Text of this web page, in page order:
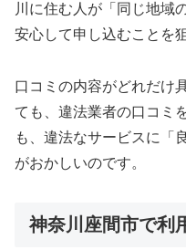
川に住む人が「同じ地域
安心して申し込むことを
口コミの内容がどれだけ
ても、違法業者の口コミ
も、違法なサービスに「
がおかしいのです。
神奈川座間市で利